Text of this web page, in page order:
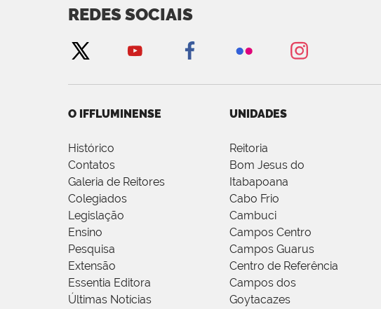
REDES SOCIAIS
O IFFLUMINENSE
Histórico
Contatos
Galeria de Reitores
Colegiados
Legislação
Ensino
Pesquisa
Extensão
Essentia Editora
Últimas Notícias
UNIDADES
Reitoria
Bom Jesus do
Itabapoana
Cabo Frio
Cambuci
Campos Centro
Campos Guarus
Centro de Referência
Campos dos
Goytacazes